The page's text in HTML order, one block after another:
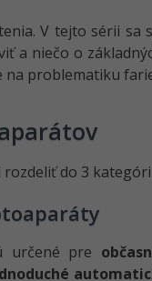
V tejto sérii sa
a niečo o
na problematiku
rozdeliť do 3
určené pre